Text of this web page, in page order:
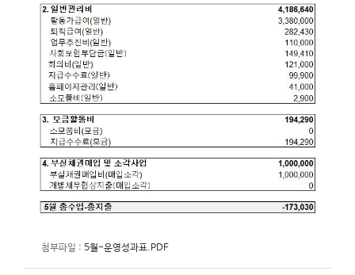
첨부파일 : 5월-운영성과표.PDF